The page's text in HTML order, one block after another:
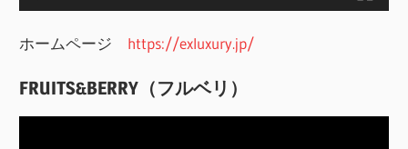
ホームページ https://exluxury.jp/
FRUITS&BERRY（フルベリ）